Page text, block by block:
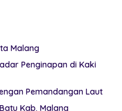
Malang
Penginapan di Kaki
Pemandangan Laut
Kab. Malang